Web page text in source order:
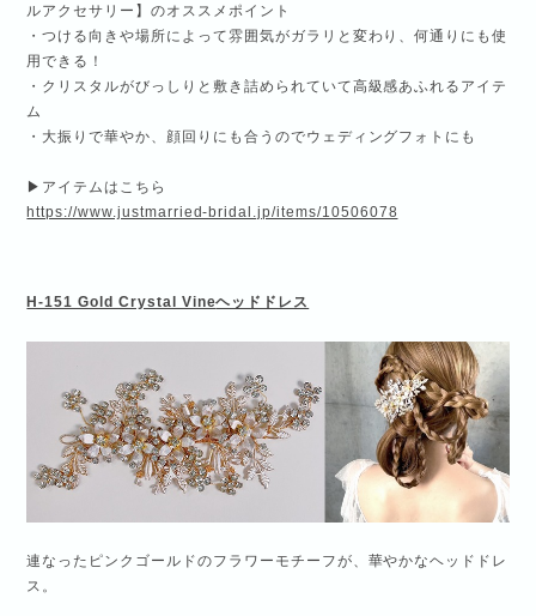
ルアクセサリー】のオススメポイント
・つける向きや場所によって雰囲気がガラリと変わり、何通りにも使
用できる！
・クリスタルがびっしりと敷き詰められていて高級感あふれるアイテ
ム
・大振りで華やか、顔回りにも合うのでウェディングフォトにも
▶アイテムはこちら
https://www.justmarried-bridal.jp/items/10506078
H-151 Gold Crystal Vineヘッドドレス
連なったピンクゴールドのフラワーモチーフが、華やかなヘッドドレ
ス。